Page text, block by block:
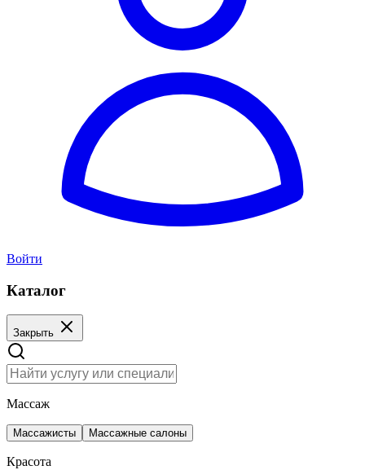
Войти
Каталог
Закрыть
Массаж
Массажисты Массажные салоны
Красота